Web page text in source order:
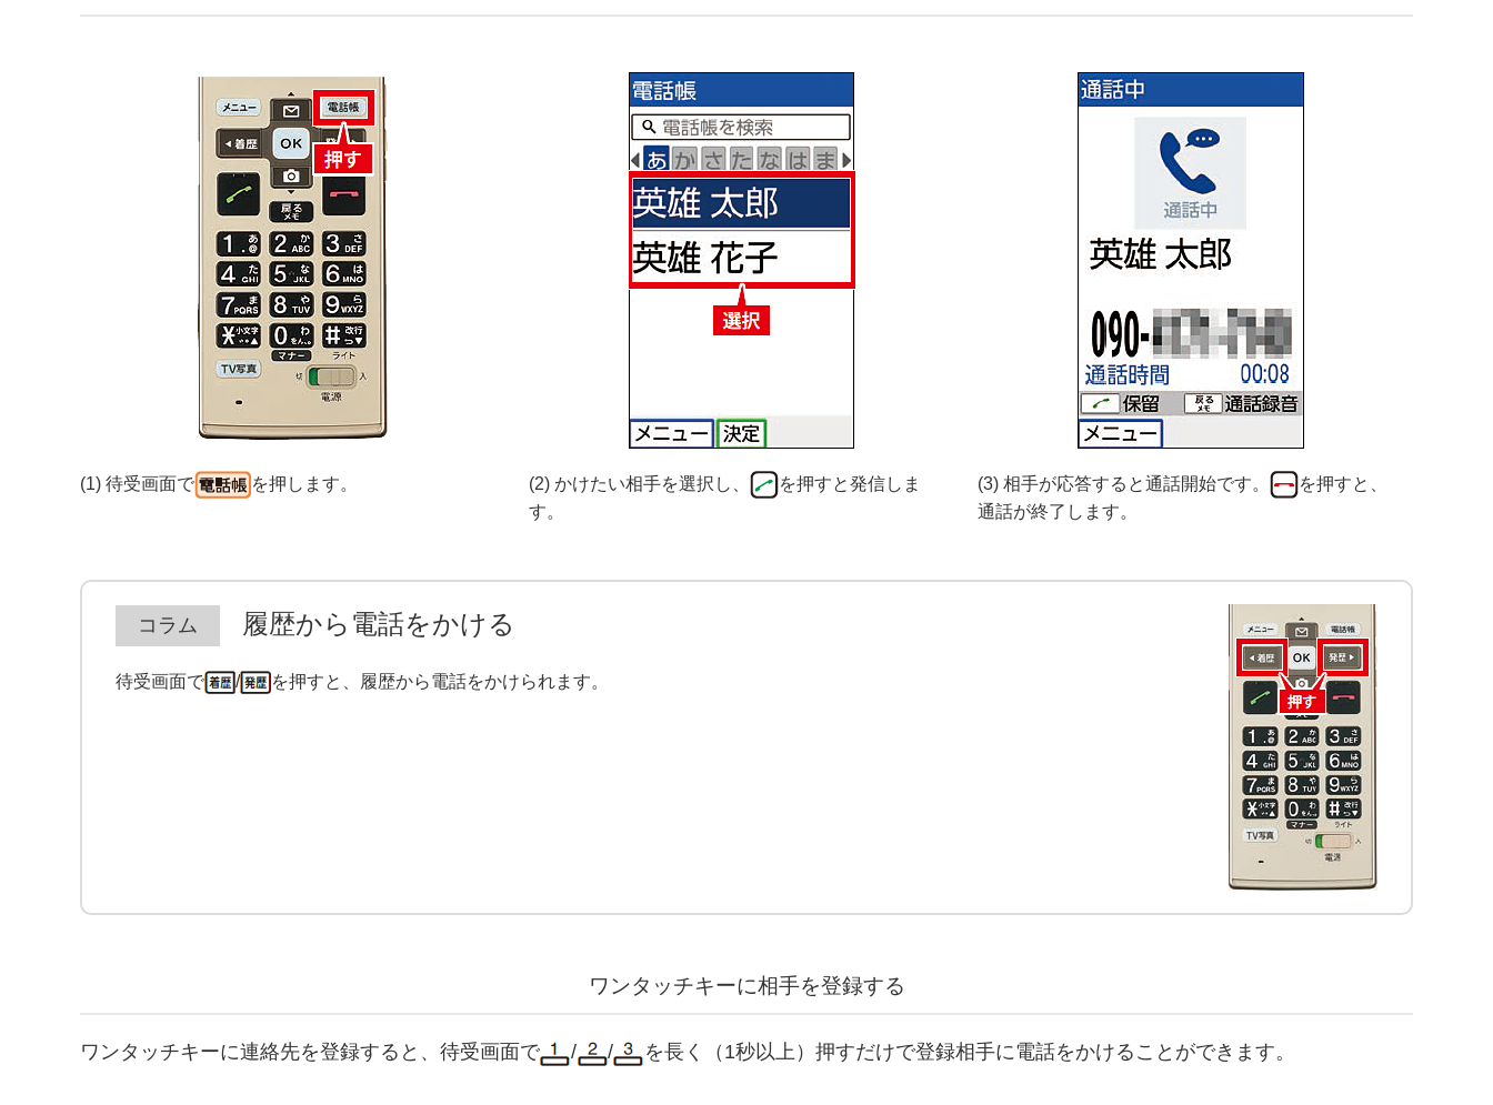
(1) 待受画面で を押します。 (2) かけたい相手を選択し、
を押すと発信しま
す。
(3) 相手が応答すると通話開始です。
を押すと、
通話が終了します。
履歴から電話をかける
待受画面で / を押すと、履歴から電話をかけられます。
ワンタッチキーに相手を登録する
ワンタッチキーに連絡先を登録すると、待受画面で / / を長く（1秒以上）押すだけで登録相手に電話をかけることができます。